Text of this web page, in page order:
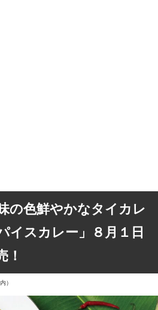
の色鮮やかなタイカレ
イスカレー」８月１日
！
）